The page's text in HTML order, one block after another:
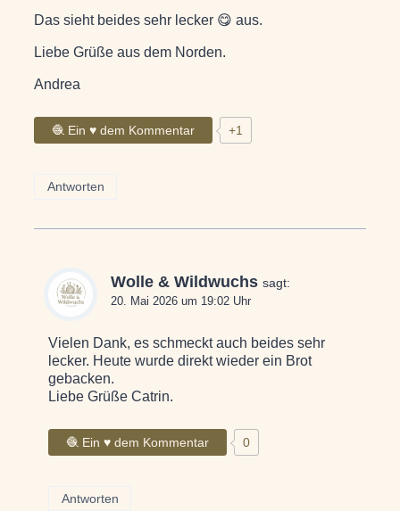
Das sieht beides sehr lecker 😋 aus.
Liebe Grüße aus dem Norden.
Andrea
🧶 Ein ♥ dem Kommentar +1
Antworten
Wolle & Wildwuchs sagt:
20. Mai 2026 um 19:02 Uhr
Vielen Dank, es schmeckt auch beides sehr
lecker. Heute wurde direkt wieder ein Brot
gebacken.
Liebe Grüße Catrin.
🧶 Ein ♥ dem Kommentar 0
Antworten